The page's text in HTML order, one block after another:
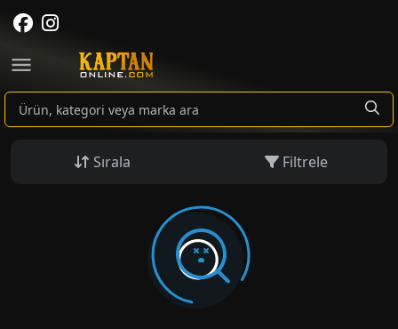
Sırala Filtrele